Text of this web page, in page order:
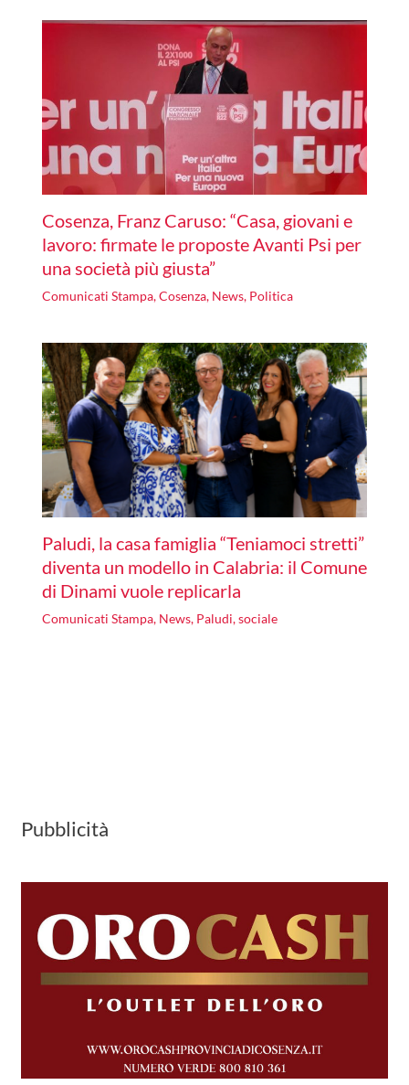
Cosenza, Franz Caruso: “Casa, giovani e
lavoro: firmate le proposte Avanti Psi per
una società più giusta”
Comunicati Stampa,Cosenza, News, Politica
Paludi, la casa famiglia “Teniamoci stretti”
diventa un modello in Calabria: il Comune
di Dinami vuole replicarla
Comunicati Stampa, News, Paludi,sociale
Pubblicità